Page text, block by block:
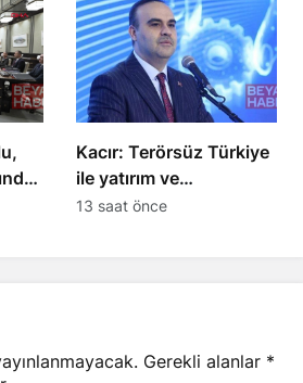
Kacır: Terörsüz Türkiye
ile yatırım ve
kalkınmanın önü
13 saat önce
Gerekli alanlar *